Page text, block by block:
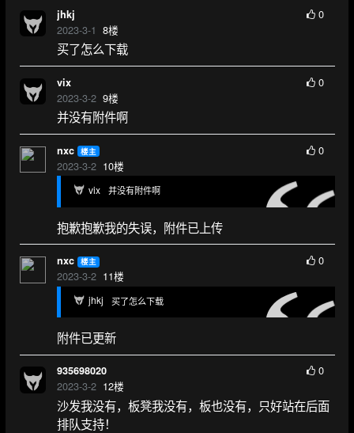
jhkj
2023-3-1 8楼
0
买了怎么下载
vix
2023-3-2 9楼
0
并没有附件啊
nxc 楼主
2023-3-2 10楼
0
vix 并没有附件啊
抱歉抱歉我的失误，附件已上传
nxc 楼主
2023-3-2 11楼
0
jhkj 买了怎么下载
附件已更新
935698020
2023-3-2 12楼
0
沙发我没有，板凳我没有，板也没有，只好站在后面
排队支持！